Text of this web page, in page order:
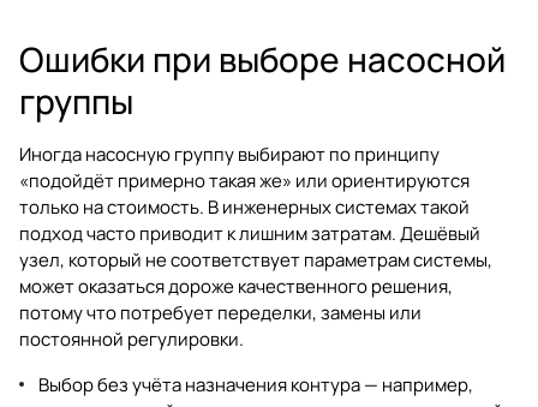
Ошибки при выборе насосной
группы
Иногда насосную группу выбирают по принципу
«подойдёт примерно такая же» или ориентируются
только на стоимость. В инженерных системах такой
подход часто приводит к лишним затратам. Дешёвый
узел, который не соответствует параметрам системы,
может оказаться дороже качественного решения,
потому что потребует переделки, замены или
постоянной регулировки.
Выбор без учёта назначения контура — например,